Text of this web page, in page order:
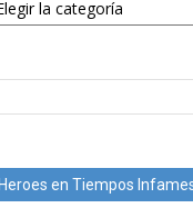
Heroes en Tiempos